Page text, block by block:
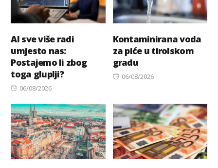
AI sve više radi
umjesto nas:
Postajemo li zbog
toga gluplji?
Posted
06/08/2026
Kontaminirana voda
za piće u tirolskom
gradu
Posted
06/08/2026